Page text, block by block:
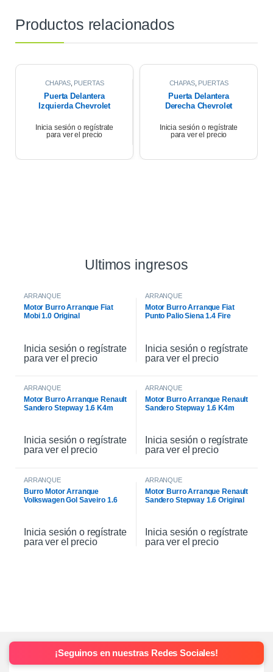
Productos relacionados
CHAPAS, PUERTAS
Puerta Delantera
Izquierda Chevrolet
Inicia sesión o regístrate
para ver el precio
CHAPAS, PUERTAS
Puerta Delantera
Derecha Chevrolet
Inicia sesión o regístrate
para ver el precio
Ultimos ingresos
ARRANQUE
Motor Burro Arranque Fiat
Mobi 1.0 Original
Inicia sesión o regístrate
para ver el precio
ARRANQUE
Motor Burro Arranque Fiat
Punto Palio Siena 1.4 Fire
Inicia sesión o regístrate
para ver el precio
ARRANQUE
Motor Burro Arranque Renault
Sandero Stepway 1.6 K4m
Inicia sesión o regístrate
para ver el precio
ARRANQUE
Motor Burro Arranque Renault
Sandero Stepway 1.6 K4m
Inicia sesión o regístrate
para ver el precio
ARRANQUE
Burro Motor Arranque
Volkswagen Gol Saveiro 1.6
Inicia sesión o regístrate
para ver el precio
ARRANQUE
Motor Burro Arranque Renault
Sandero Stepway 1.6 Original
Inicia sesión o regístrate
para ver el precio
¡Seguinos en nuestras Redes Sociales!